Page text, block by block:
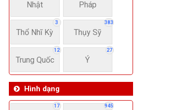
Nhật Pháp
3
Thổ Nhĩ Kỳ
383
Thụy Sỹ
12
Trung Quốc
27
Ý
Hình dạng
17 945